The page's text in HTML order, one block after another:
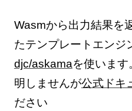
Wasmから出力結果を
たテンプレートエンジ
djc/askamaを使います
明しませんが公式ドキ
ださい